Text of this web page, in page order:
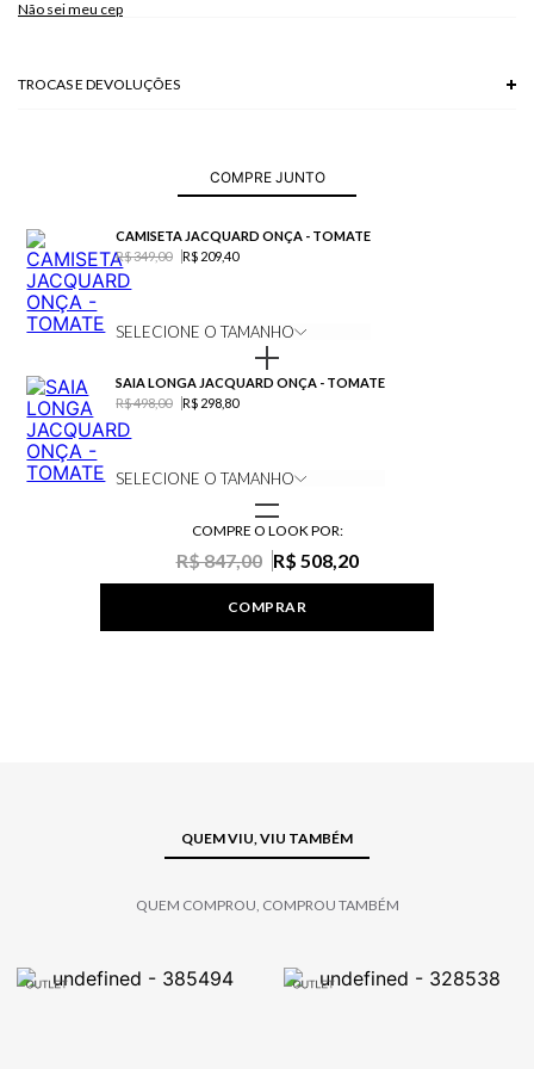
Modelo veste P.
Não sei meu cep
TROCAS E DEVOLUÇÕES
COMPRE JUNTO
CAMISETA JACQUARD ONÇA - TOMATE
R$ 349,00
R$ 209,40
SELECIONE O TAMANHO
SAIA LONGA JACQUARD ONÇA - TOMATE
R$ 498,00
R$ 298,80
SELECIONE O TAMANHO
COMPRE O LOOK POR:
R$ 847,00 R$ 508,20
COMPRAR
QUEM VIU, VIU TAMBÉM
QUEM COMPROU, COMPROU TAMBÉM